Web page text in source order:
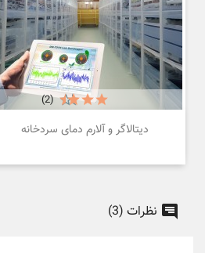
دیتالاگر و آلارم دمای سردخانه
(2)
نظرات (3)